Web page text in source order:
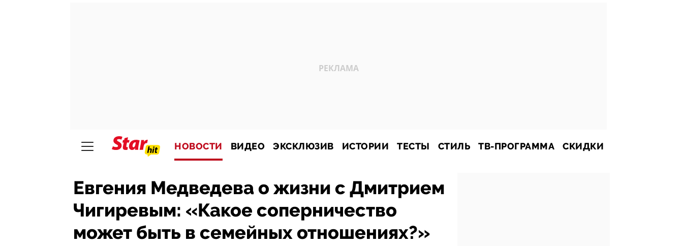
НОВОСТИ ВИДЕО ЭКСКЛЮЗИВ ИСТОРИИ ТЕСТЫ СТИЛЬ ТВ-ПРОГРАММА СКИДКИ
Евгения Медведева о жизни с Дмитрием
Чигиревым: «Какое соперничество
может быть в семейных отношениях?»